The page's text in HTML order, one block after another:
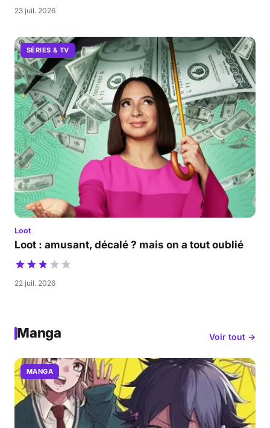
23 juil. 2026
SÉRIES & TV
Loot
Loot : amusant, décalé ? mais on a tout oublié
22 juil. 2026
Manga Voir tout →
MANGA